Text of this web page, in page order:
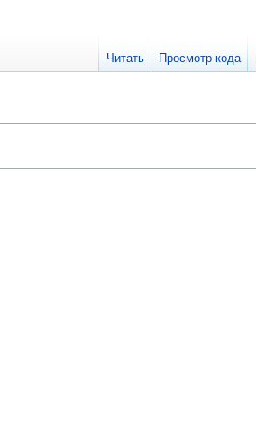
Читать Просмотр кода